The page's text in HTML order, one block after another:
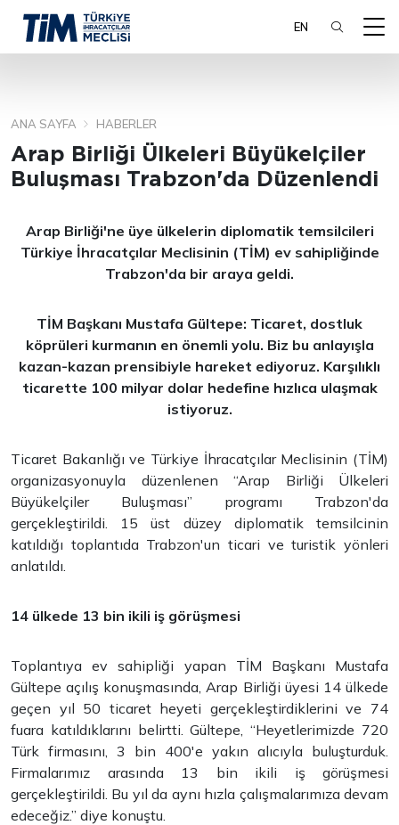
EN
ANA SAYFA HABERLER
Arap Birliği Ülkeleri Büyükelçiler
Buluşması Trabzon'da Düzenlendi
Arap Birliği'ne üye ülkelerin diplomatik temsilcileri
Türkiye İhracatçılar Meclisinin (TİM) ev sahipliğinde
Trabzon'da bir araya geldi.
TİM Başkanı Mustafa Gültepe: Ticaret, dostluk
köprüleri kurmanın en önemli yolu. Biz bu anlayışla
kazan-kazan prensibiyle hareket ediyoruz. Karşılıklı
ticarette 100 milyar dolar hedefine hızlıca ulaşmak
istiyoruz.
Ticaret Bakanlığı ve Türkiye İhracatçılar Meclisinin (TİM)
organizasyonuyla düzenlenen “Arap Birliği Ülkeleri
Büyükelçiler Buluşması” programı Trabzon'da
gerçekleştirildi. 15 üst düzey diplomatik temsilcinin
katıldığı toplantıda Trabzon'un ticari ve turistik yönleri
anlatıldı.
14 ülkede 13 bin ikili iş görüşmesi
Toplantıya ev sahipliği yapan TİM Başkanı Mustafa
Gültepe açılış konuşmasında, Arap Birliği üyesi 14 ülkede
geçen yıl 50 ticaret heyeti gerçekleştirdiklerini ve 74
fuara katıldıklarını belirtti. Gültepe, “Heyetlerimizde 720
Türk firmasını, 3 bin 400'e yakın alıcıyla buluşturduk.
Firmalarımız arasında 13 bin ikili iş görüşmesi
gerçekleştirildi. Bu yıl da aynı hızla çalışmalarımıza devam
edeceğiz.” diye konuştu.